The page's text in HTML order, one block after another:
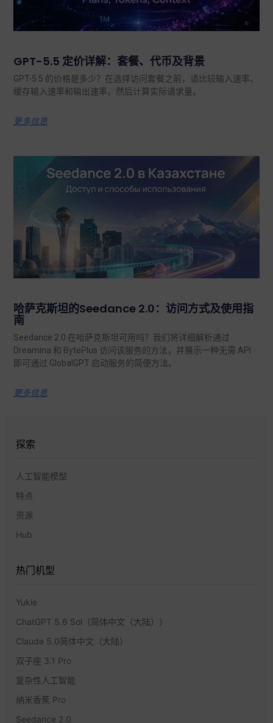
GPT-5.5 定价详解：套餐、代币及背景
GPT-5.5 的价格是多少？在选择访问套餐之前，请比较输入速率、
缓存输入速率和输出速率，然后计算实际请求量。.
更多信息
哈萨克斯坦的Seedance 2.0：访问方式及使用指
南
Seedance 2.0 在哈萨克斯坦可用吗？我们将详细解析通过
Dreamina 和 BytePlus 访问该服务的方法，并展示一种无需 API
即可通过 GlobalGPT 启动服务的简便方法。.
更多信息
探索
人工智能模型
特点
资源
Hub
热门机型
Yukie
ChatGPT 5.6 Sol（简体中文（大陆））
Claude 5.0简体中文（大陆）
双子座 3.1 Pro
复杂性人工智能
纳米香蕉 Pro
Seedance 2.0